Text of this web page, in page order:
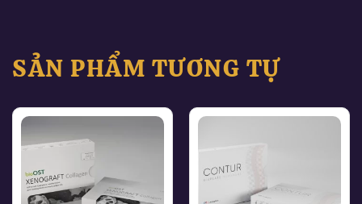
SẢN PHẨM TƯƠNG TỰ